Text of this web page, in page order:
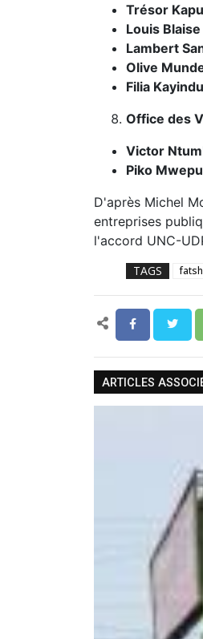
Trésor
Louis
Lambert
Olive
Filia
Office des
Victor
Piko
D'après Michel
entreprises
l'accord UNC-
TAGS
ARTICLES